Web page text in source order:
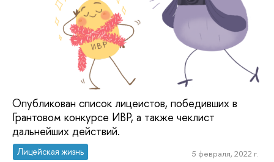
Опубликован список лицеистов, победивших в
Грантовом конкурсе ИВР, а также чеклист
дальнейших действий.
Лицейская жизнь 5 февраля, 2022 г.